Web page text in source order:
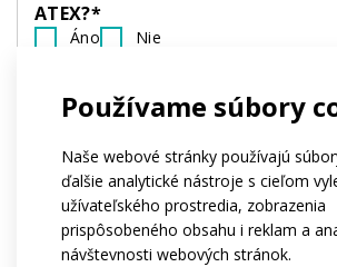
Používame súbory
Naše webové stránky používajú
ďalšie analytické nástroje s cieľom
užívateľského prostredia, zobrazenia
prispôsobeného obsahu i reklam a
návštevnosti webových stránok.
ATEX?*
Áno Nie
Firmy
Ničoho z vyššie
názov?
Aký je približný počet osôb, pre
oblečenie vyrábali?*
1-4 5-10 11-50
viac
stovky kusov